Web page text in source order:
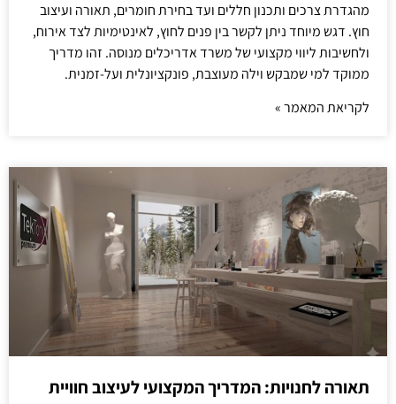
מהגדרת צרכים ותכנון חללים ועד בחירת חומרים, תאורה ועיצוב
חוץ. דגש מיוחד ניתן לקשר בין פנים לחוץ, לאינטימיות לצד אירוח,
ולחשיבות ליווי מקצועי של משרד אדריכלים מנוסה. זהו מדריך
ממוקד למי שמבקש וילה מעוצבת, פונקציונלית ועל-זמנית.
לקריאת המאמר »
תאורה לחנויות: המדריך המקצועי לעיצוב חוויית